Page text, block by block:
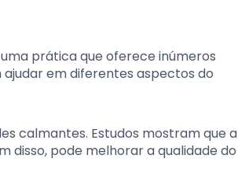
prática que oferece inúmeros
em diferentes aspectos do
calmantes. Estudos mostram que a
disso, pode melhorar a qualidade do